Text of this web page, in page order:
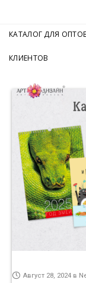
КАТАЛОГ ДЛЯ
КЛИЕНТОВ
Август 28, 2024 в